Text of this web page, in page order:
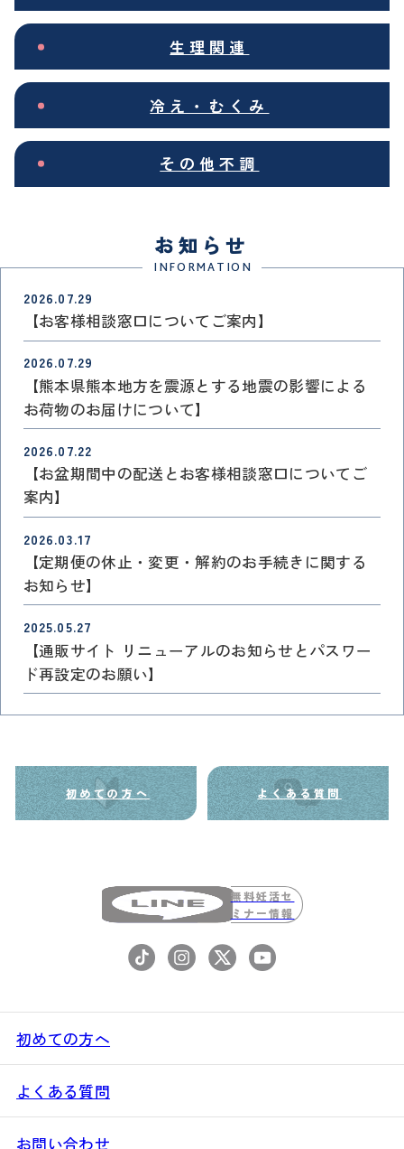
生理関連
冷え・むくみ
その他不調
初めての方へ
お知らせ
INFORMATION
2026.07.29
【お客様相談窓口についてご案内】
2026.07.29
【熊本県熊本地方を震源とする地震の影響による
お荷物のお届けについて】
2026.07.22
【お盆期間中の配送とお客様相談窓口についてご
案内】
2026.03.17
【定期便の休止・変更・解約のお手続きに関する
お知らせ】
2025.05.27
【通販サイト リニューアルのお知らせとパスワー
ド再設定のお願い】
よくある質問
無料妊活セ
ミナー情報
初めての方へ
よくある質問
お問い合わせ